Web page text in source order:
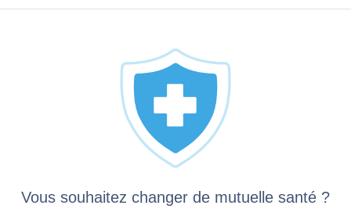
Vous souhaitez changer de mutuelle santé ?